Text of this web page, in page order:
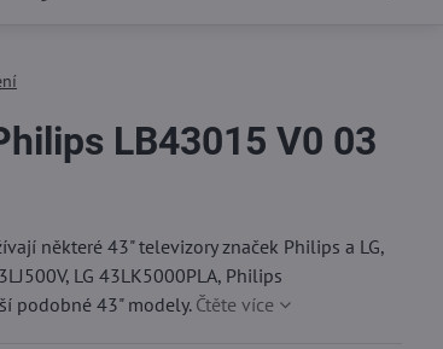
LB43015 V0 03
některé 43" televizory značek Philips a LG,
LG 43LK5000PLA, Philips
podobné 43" modely.Čtěte více